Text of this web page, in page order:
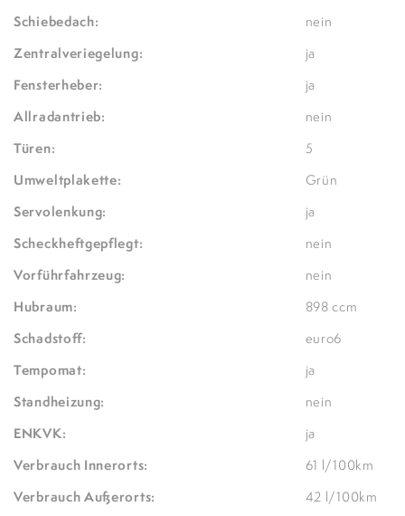
Schiebedach: nein
Zentralveriegelung: ja
Fensterheber: ja
Allradantrieb: nein
Türen: 5
Umweltplakette: Grün
Servolenkung: ja
Scheckheftgepflegt: nein
Vorführfahrzeug: nein
Hubraum: 898 ccm
Schadstoff: euro6
Tempomat: ja
Standheizung: nein
ENKVK: ja
Verbrauch Innerorts: 61 l/100km
Verbrauch Außerorts: 42 l/100km